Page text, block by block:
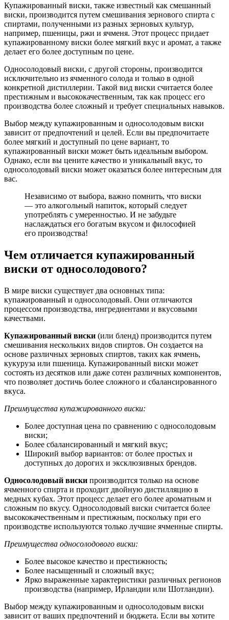
Купажированный виски, также известный как смешанный
виски, производится путем смешивания зернового спирта с
спиртами, полученными из разных зерновых культур,
например, пшеницы, ржи и ячменя. Этот процесс придает
купажированному виски более мягкий вкус и аромат, а также
делает его более доступным по цене.
Односолодовый виски, с другой стороны, производится
исключительно из ячменного солода и только в одной
конкретной дистиллерии. Такой вид виски считается более
престижным и высококачественным, так как процесс его
производства более сложный и требует специальных навыков.
Выбор между купажированным и односолодовым виски
зависит от предпочтений и целей. Если вы предпочитаете
более мягкий и доступный по цене вариант, то
купажированный виски может быть идеальным выбором.
Однако, если вы цените качество и уникальный вкус, то
односолодовый виски может оказаться более интересным для
вас.
Независимо от выбора, важно помнить, что виски
— это алкогольный напиток, который следует
употреблять с умеренностью. И не забудьте
наслаждаться его богатым вкусом и философией
его производства!
Чем отличается купажированный
виски от односолодового?
В мире виски существует два основных типа:
купажированный и односолодовый. Они отличаются
процессом производства, ингредиентами и вкусовыми
качествами.
Купажированный виски (или бленд) производится путем
смешивания нескольких видов спиртов. Он создается на
основе различных зерновых спиртов, таких как ячмень,
кукуруза или пшеница. Купажированный виски может
состоять из десятков или даже сотен различных компонентов,
что позволяет достичь более сложного и сбалансированного
вкуса.
Преимущества купажированного виски:
Более доступная цена по сравнению с односолодовым
виски;
Более сбалансированный и мягкий вкус;
Широкий выбор вариантов: от более простых и
доступных до дорогих и эксклюзивных брендов.
Односолодовый виски производится только на основе
ячменного спирта и проходит двойную дистилляцию в
медных кубах. Этот процесс делает его более ароматным и
сложным по вкусу. Односолодовый виски считается более
высококачественным и престижным, поскольку при его
производстве используются только лучшие ячменные спирты.
Преимущества односолодового виски:
Более высокое качество и престижность;
Более насыщенный и сложный вкус;
Ярко выраженные характеристики различных регионов
производства (например, Ирландии или Шотландии).
Выбор между купажированным и односолодовым виски
зависит от ваших предпочтений и бюджета. Если вы хотите